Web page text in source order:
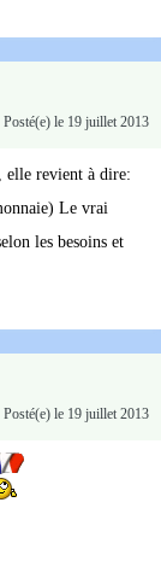
Posté(e) le 19 juillet 2013
elle revient à dire:
Le vrai
les besoins et
Posté(e) le 19 juillet 2013